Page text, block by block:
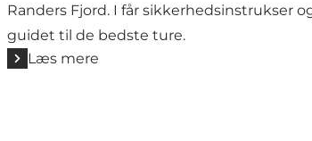
Randers Fjord. I får sikkerhedsinstrukser
guidet til de bedste ture.
Læs mere